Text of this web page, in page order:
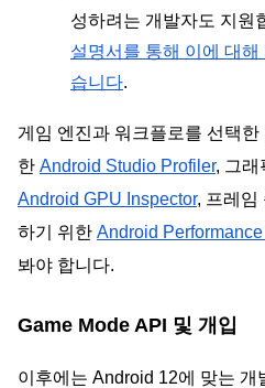
성하려는 개발자도 지원
설명서를 통해 이에 대해
습니다.
게임 엔진과 워크플로를 선택한
한 Android Studio Profiler
Android GPU Inspector, 프레임
하기 위한 Android
봐야 합니다.
Game Mode API 및 개입
이후에는 Android 12에 맞는 개